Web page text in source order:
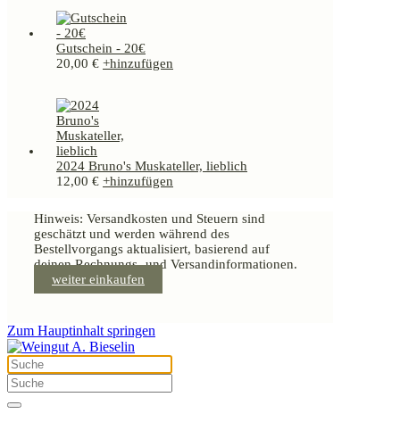
Gutschein - 20€
20,00 € +hinzufügen
2024 Bruno's Muskateller, lieblich
12,00 € +hinzufügen
Hinweis: Versandkosten und Steuern sind
geschätzt und werden während des
Bestellvorgangs aktualisiert, basierend auf
deinen Rechnungs- und Versandinformationen.
weiter einkaufen
Zum Hauptinhalt springen